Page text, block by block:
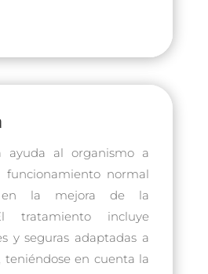
ayuda al organismo a
funcionamiento normal
en la mejora de la
tratamiento incluye
y seguras adaptadas a
teniéndose en cuenta la